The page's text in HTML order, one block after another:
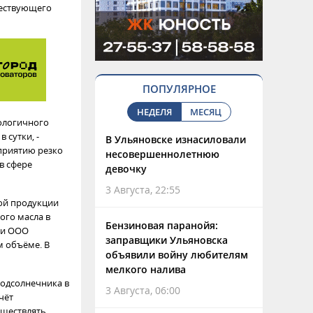
сутки, -
резко
сфере
продукции
масла в
ООО
объёме. В
в
ПОПУЛЯРНОЕ
НЕДЕЛЯ МЕСЯЦ
В Ульяновске изнасиловали
несовершеннолетнюю
девочку
3 Августа, 22:55
Бензиновая паранойя:
заправщики Ульяновска
объявили войну любителям
мелкого налива
3 Августа, 06:00